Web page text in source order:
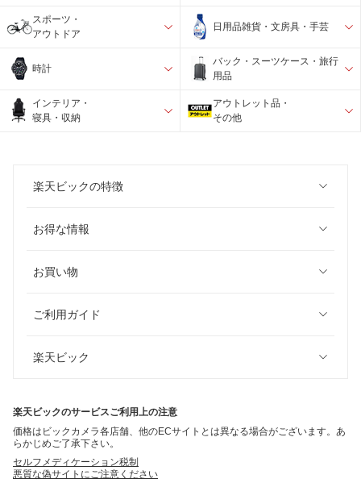
スポーツ・
アウトドア
日用品雑貨・文房具・手芸
時計
バック・スーツケース・旅行
用品
インテリア・
寝具・収納
アウトレット品・
その他
楽天ビックの特徴
お得な情報
お買い物
ご利用ガイド
楽天ビック
楽天ビックのサービスご利用上の注意
価格はビックカメラ各店舗、他のECサイトとは異なる場合がございます。あ
らかじめご了承下さい。
セルフメディケーション税制
悪質な偽サイトにご注意ください